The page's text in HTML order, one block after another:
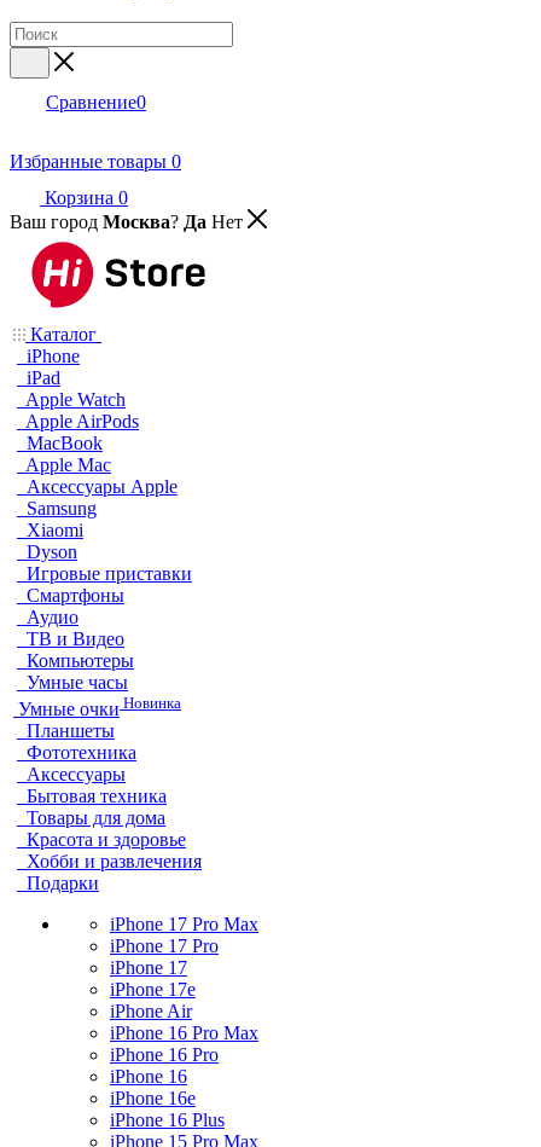
Сравнение0
Избранные товары 0
Корзина 0
Ваш город Москва? Да Нет
Каталог
iPhone
iPad
Apple Watch
Apple AirPods
MacBook
Apple Mac
Аксессуары Apple
Samsung
Xiaomi
Dyson
Игровые приставки
Смартфоны
Аудио
ТВ и Видео
Компьютеры
Умные часы
Умные очки Новинка
Планшеты
Фототехника
Аксессуары
Бытовая техника
Товары для дома
Красота и здоровье
Хобби и развлечения
Подарки
iPhone 17 Pro Max
iPhone 17 Pro
iPhone 17
iPhone 17e
iPhone Air
iPhone 16 Pro Max
iPhone 16 Pro
iPhone 16
iPhone 16e
iPhone 16 Plus
iPhone 15 Pro Max